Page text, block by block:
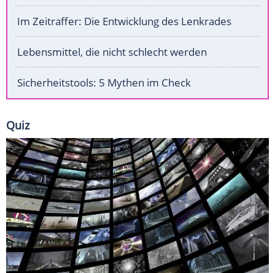
Im Zeitraffer: Die Entwicklung des Lenkrades
Lebensmittel, die nicht schlecht werden
Sicherheitstools: 5 Mythen im Check
Quiz